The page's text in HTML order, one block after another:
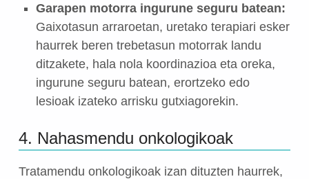
Garapen motorra ingurune seguru batean:
Gaixotasun arraroetan, uretako terapiari esker
haurrek beren trebetasun motorrak landu
ditzakete, hala nola koordinazioa eta oreka,
ingurune seguru batean, erortzeko edo
lesioak izateko arrisku gutxiagorekin.
4. Nahasmendu onkologikoak
Tratamendu onkologikoak izan dituzten haurrek,